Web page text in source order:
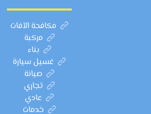
مكافحة الآفات
مركبة
بناء
غسيل سيارة
صيانة
تجاري
عادي
خدمات